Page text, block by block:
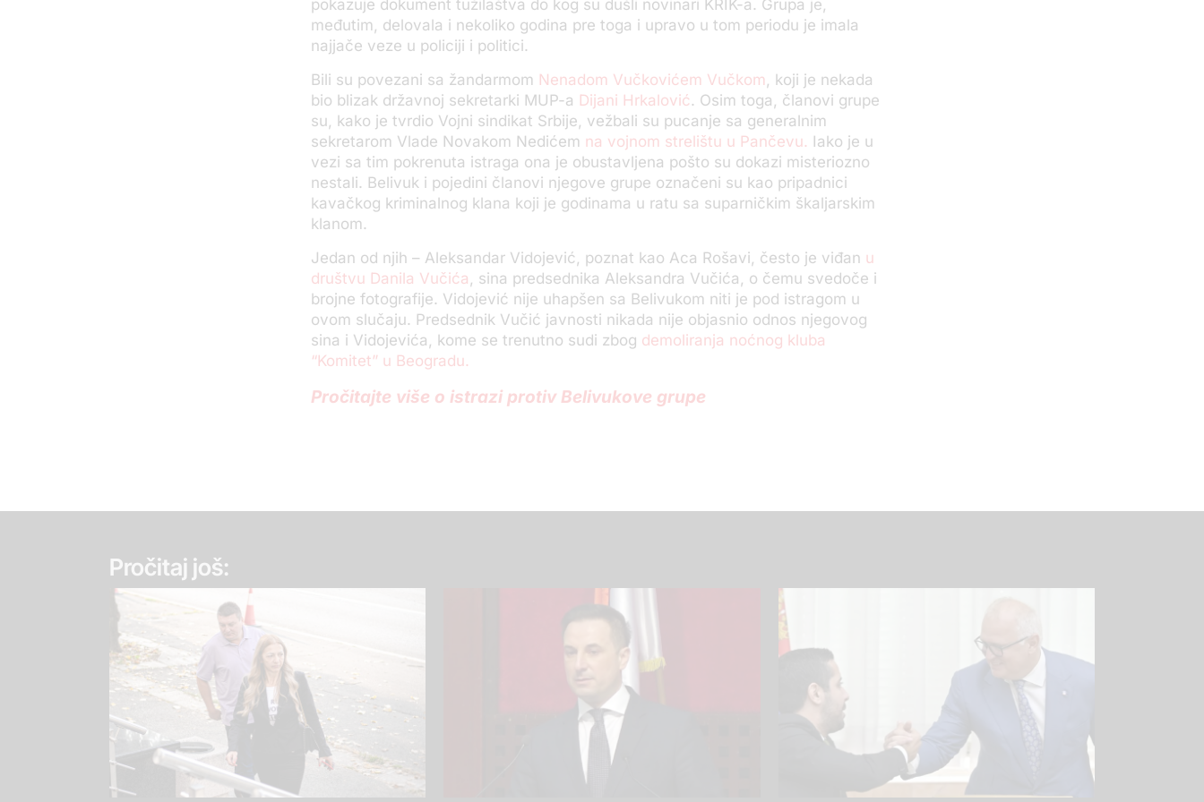
pokazuje dokument tužilaštva do kog su dušli novinari KRIK-a. Grupa je,
međutim, delovala i nekoliko godina pre toga i upravo u tom periodu je imala
najjače veze u policiji i politici.
Bili su povezani sa žandarmom Nenadom Vučkovićem Vučkom , koji je nekada
bio blizak državnoj sekretarki MUP-a Dijani Hrkalović . Osim toga, članovi grupe
su, kako je tvrdio Vojni sindikat Srbije, vežbali su pucanje sa generalnim
sekretarom Vlade Novakom Nedićem na vojnom strelištu u Pančevu. Iako je u
vezi sa tim pokrenuta istraga ona je obustavljena pošto su dokazi misteriozno
nestali. Belivuk i pojedini članovi njegove grupe označeni su kao pripadnici
kavačkog kriminalnog klana koji je godinama u ratu sa suparničkim škaljarskim
klanom.
Jedan od njih – Aleksandar Vidojević, poznat kao Aca Rošavi, često je viđan u
društvu Danila Vučića , sina predsednika Aleksandra Vučića, o čemu svedoče i
brojne fotografije. Vidojević nije uhapšen sa Belivukom niti je pod istragom u
ovom slučaju. Predsednik Vučić javnosti nikada nije objasnio odnos njegovog
sina i Vidojevića, kome se trenutno sudi zbog demoliranja noćnog kluba
“Komitet” u Beogradu.
Pročitajte više o istrazi protiv Belivukove grupe
Pročitaj još: